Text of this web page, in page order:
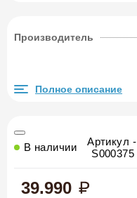
Производитель
Полное описание
В наличии
Артикул -
S000375
39.990